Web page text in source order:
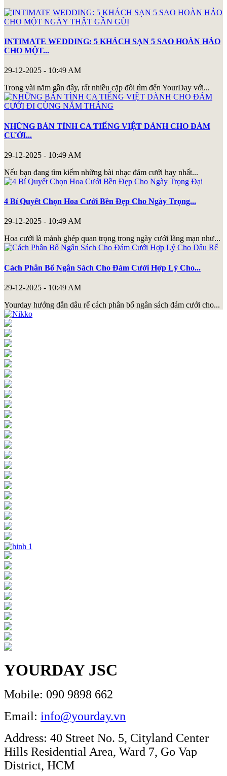
INTIMATE WEDDING: 5 KHÁCH SẠN 5 SAO HOÀN HẢO
CHO MỘT...
29-12-2025 - 10:49 AM
Trong vài năm gần đây, rất nhiều cặp đôi tìm đến YourDay với...
NHỮNG BẢN TÌNH CA TIẾNG VIỆT DÀNH CHO ĐÁM
CƯỚI...
29-12-2025 - 10:49 AM
Nếu bạn đang tìm kiếm những bài nhạc đám cưới hay nhất...
4 Bí Quyết Chọn Hoa Cưới Bền Đẹp Cho Ngày Trọng...
29-12-2025 - 10:49 AM
Hoa cưới là mảnh ghép quan trọng trong ngày cưới lãng mạn như...
Cách Phân Bổ Ngân Sách Cho Đám Cưới Hợp Lý Cho...
29-12-2025 - 10:49 AM
Yourday hướng dẫn dâu rể cách phân bổ ngân sách đám cưới cho...
YOURDAY JSC
Mobile: 090 9898 662
Email: info@yourday.vn
Address: 40 Street No. 5, Cityland Center
Hills Residential Area, Ward 7, Go Vap
District, HCM